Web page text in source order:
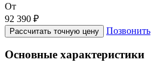
От
92 390 ₽
Рассчитать точную цену Позвонить
Основные характеристики